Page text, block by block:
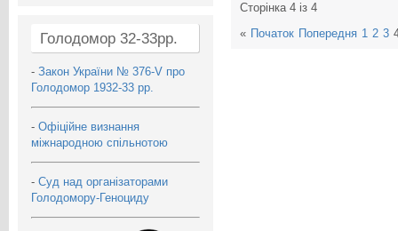
Голодомор 32-33рр.
- Закон України № 376-V про
Голодомор 1932-33 рр.
- Офіційне визнання
міжнародною спільнотою
- Суд над організаторами
Голодомору-Геноциду
Сторінка 4 із 4
« Початок Попередня 1 2 3